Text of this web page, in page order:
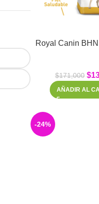
$171,000 $
AÑADIR AL
-24%